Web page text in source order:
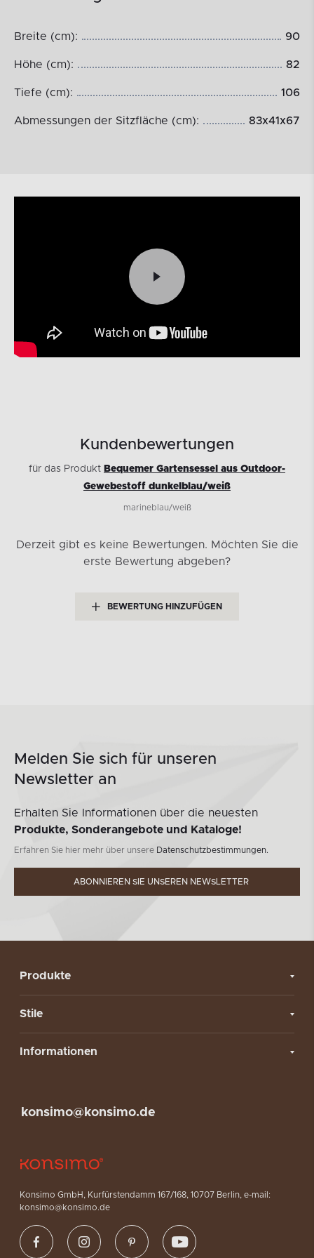
Breite (cm): 90
Höhe (cm): 82
Tiefe (cm): 106
Abmessungen der Sitzfläche (cm): 83x41x67
Kundenbewertungen
für das Produkt Bequemer Gartensessel aus Outdoor-
Gewebestoff dunkelblau/weiß
marineblau/weiß
Derzeit gibt es keine Bewertungen. Möchten Sie die
erste Bewertung abgeben?
BEWERTUNG HINZUFÜGEN
Melden Sie sich für unseren
Newsletter an
Erhalten Sie Informationen über die neuesten
Produkte, Sonderangebote und Kataloge!
Erfahren Sie hier mehr über unsere Datenschutzbestimmungen.
ABONNIEREN SIE UNSEREN NEWSLETTER
Produkte
Stile
Informationen
Konsimo GmbH, Kurfürstendamm 167/168, 10707 Berlin, e-mail:
konsimo@konsimo.de
konsimo@konsimo.de